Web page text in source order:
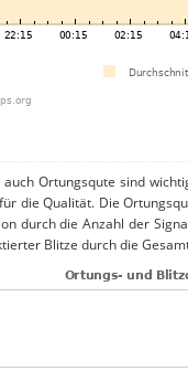
auch Ortungsqute sind
die Qualität. Die
durch die Anzahl der
Blitze durch die